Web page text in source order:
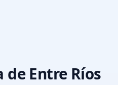
de Entre Ríos